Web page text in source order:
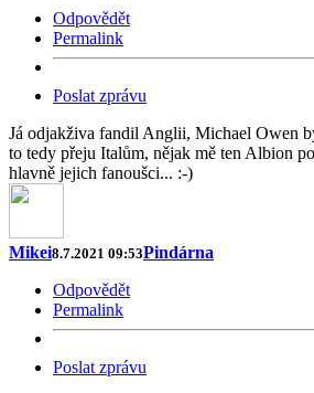
Odpovědět
Permalink
Poslat zprávu
Já odjakživa fandil Anglii, Michael Owen
to tedy přeju Italům, nějak mě ten Albion
hlavně jejich fanoušci... :-)
Mikei8.7.2021 09:53Pindárna
Odpovědět
Permalink
Poslat zprávu